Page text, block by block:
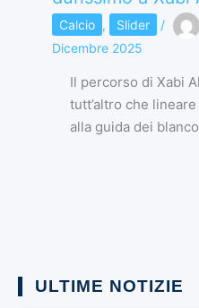
Calcio , Slider /
Dicembre 2025
Il percorso di Xabi
tutt’altro che
alla guida dei
ULTIME NOTIZIE